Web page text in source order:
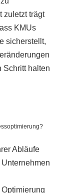
zuletzt trägt
KMUs
sicherstellt,
Schritt halten
Abläufe